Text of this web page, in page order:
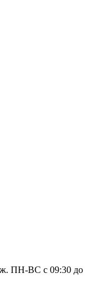
ПН-ВС с 09:30 до